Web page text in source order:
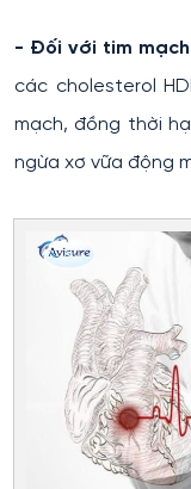
- Đối với tim
các cholesterol
mạch, đồng thời
ngừa xơ vữa động